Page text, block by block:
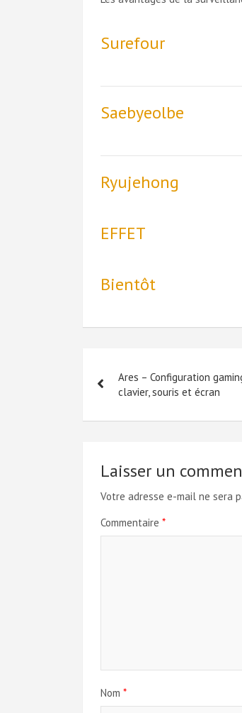
Surefour
Saebyeolbe
Ryujehong
EFFET
Bientôt
de
l’article
Ares – Configuration
clavier, souris et écran
Laisser un
Votre adresse e-mail ne sera
Commentaire *
Nom *